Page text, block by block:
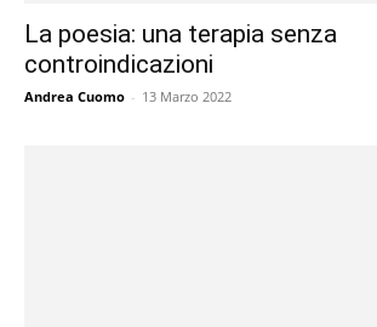
La poesia: una terapia senza
controindicazioni
Andrea Cuomo - 13 Marzo 2022